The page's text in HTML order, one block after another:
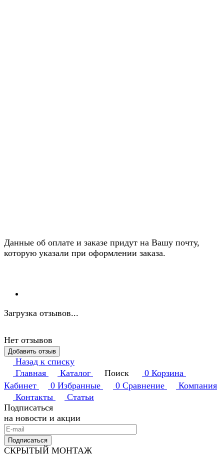
Данные об оплате и заказе придут на Вашу почту,
которую указали при оформлении заказа.
Загрузка отзывов...
Нет отзывов
Добавить отзыв
Назад к списку
Главная
Каталог Поиск 0 Корзина
Кабинет
0 Избранные 0 Сравнение
Компания
Контакты
Статьи
Подписаться
на новости и акции
Подписаться
СКРЫТЫЙ МОНТАЖ